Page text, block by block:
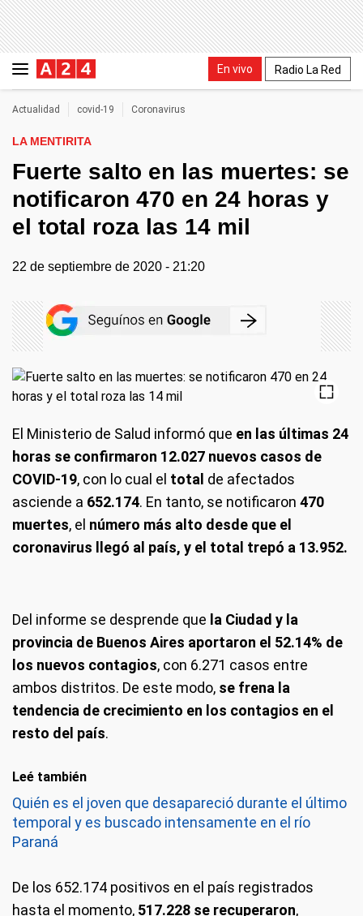
En vivo Radio La Red
Actualidad covid-19 Coronavirus
LA MENTIRITA
Fuerte salto en las muertes: se
notificaron 470 en 24 horas y
el total roza las 14 mil
22 de septiembre de 2020 - 21:20
El Ministerio de Salud informó que en las últimas 24
horas se confirmaron 12.027 nuevos casos de
COVID-19, con lo cual el total de afectados
asciende a 652.174. En tanto, se notificaron 470
muertes, el número más alto desde que el
coronavirus llegó al país, y el total trepó a 13.952.
Del informe se desprende que la Ciudad y la
provincia de Buenos Aires aportaron el 52.14% de
los nuevos contagios, con 6.271 casos entre
ambos distritos. De este modo, se frena la
tendencia de crecimiento en los contagios en el
resto del país.
Leé también
Quién es el joven que desapareció durante el último
temporal y es buscado intensamente en el río
Paraná
De los 652.174 positivos en el país registrados
hasta el momento, 517.228 se recuperaron,